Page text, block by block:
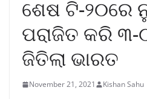
ଶେଷ ଟି-୨୦ରେ
ପରାଜିତ କରି
ଜିତିଲା ଭାରତ
November 21, 2021 Kishan Sahu